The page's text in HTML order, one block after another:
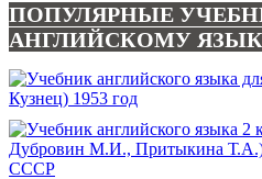
ПОПУЛЯРНЫЕ
АНГЛИЙСКОМУ